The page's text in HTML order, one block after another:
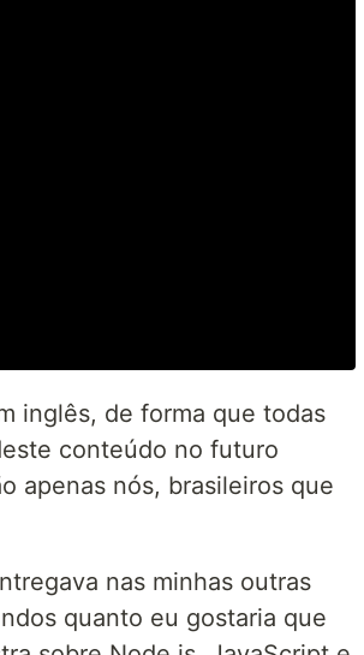
inglês, de forma que todas
conteúdo no futuro
apenas nós, brasileiros que
nas minhas outras
quanto eu gostaria que